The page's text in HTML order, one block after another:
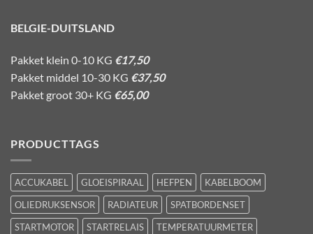
BELGIE-DUITSLAND
Pakket klein 0-10 KG €17,50
Pakket middel 10-30 KG €37,50
Pakket groot 30+ KG €65,00
PRODUCTTAGS
ACCUKABEL GLOEISPIRAAL HEFPEN
KABELBOOM
OLIEDRUKSENSOR
RADIATEUR
SPATBORDENSET
STARTMOTOR
STARTRELAIS
TEMPERATUURMETER